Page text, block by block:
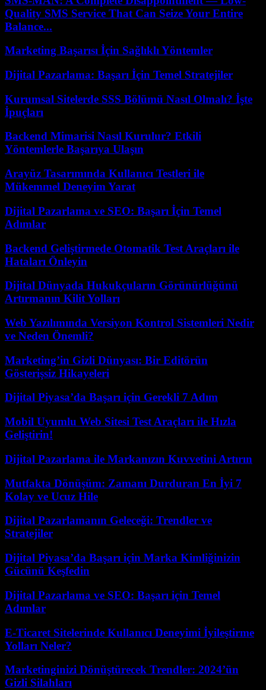
Quality SMS Service That Can Seize Your Entire
Balance...
Marketing Başarısı İçin Sağlıklı Yöntemler
Dijital Pazarlama: Başarı İçin Temel Stratejiler
Kurumsal Sitelerde SSS Bölümü Nasıl Olmalı? İşte
İpuçları
Backend Mimarisi Nasıl Kurulur? Etkili
Yöntemlerle Başarıya Ulaşın
Arayüz Tasarımında Kullanıcı Testleri ile
Mükemmel Deneyim Yarat
Dijital Pazarlama ve SEO: Başarı İçin Temel
Adımlar
Backend Geliştirmede Otomatik Test Araçları ile
Hataları Önleyin
Dijital Dünyada Hukukçuların Görünürlüğünü
Artırmanın Kilit Yolları
Web Yazılımında Versiyon Kontrol Sistemleri Nedir
ve Neden Önemli?
Marketing’in Gizli Dünyası: Bir Editörün
Gösterişsiz Hikayeleri
Dijital Piyasa’da Başarı için Gerekli 7 Adım
Mobil Uyumlu Web Sitesi Test Araçları ile Hızla
Geliştirin!
Dijital Pazarlama ile Markanızın Kuvvetini Artırın
Mutfakta Dönüşüm: Zamanı Durduran En İyi 7
Kolay ve Ucuz Hile
Dijital Pazarlamanın Geleceği: Trendler ve
Stratejiler
Dijital Piyasa’da Başarı için Marka Kimliğinizin
Gücünü Keşfedin
Dijital Pazarlama ve SEO: Başarı için Temel
Adımlar
E-Ticaret Sitelerinde Kullanıcı Deneyimi İyileştirme
Yolları Neler?
Marketinginizi Dönüştürecek Trendler: 2024’ün
Gizli Silahları